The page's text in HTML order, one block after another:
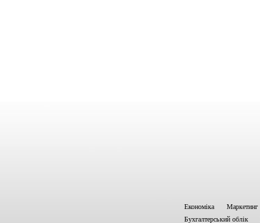
Економіка Маркетинг
Бухгалтерський облік